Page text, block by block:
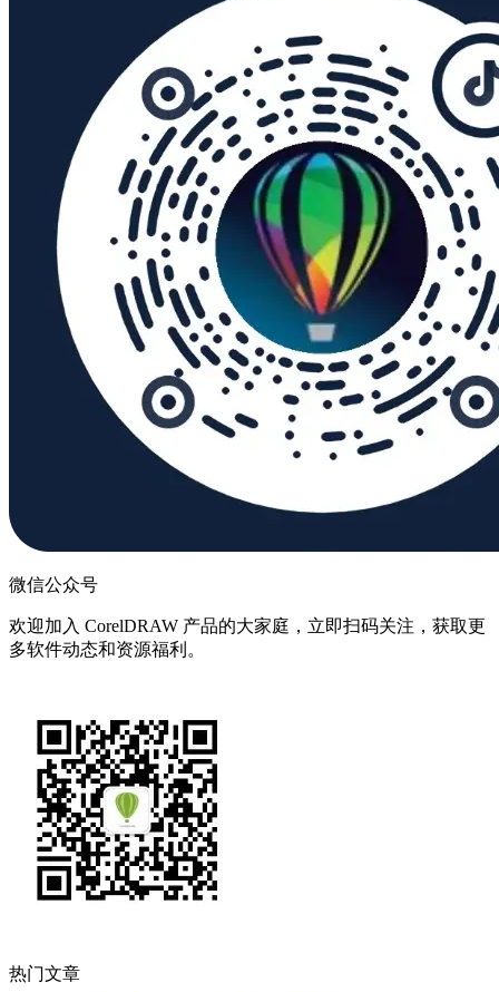
微信公众号
欢迎加入 CorelDRAW 产品的大家庭，立即扫码关注，获取更
多软件动态和资源福利。
热门文章